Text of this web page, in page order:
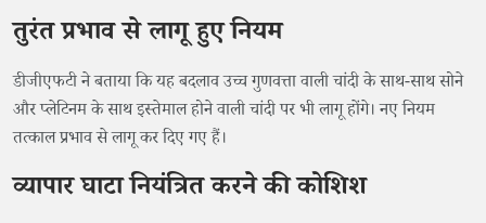
तुरंत प्रभाव से लागू हुए नियम
डीजीएफटी ने बताया कि यह बदलाव उच्च गुणवत्ता वाली चांदी के साथ-साथ सोने
और प्लेटिनम के साथ इस्तेमाल होने वाली चांदी पर भी लागू होंगे। नए नियम
तत्काल प्रभाव से लागू कर दिए गए हैं।
व्यापार घाटा नियंत्रित करने की कोशिश